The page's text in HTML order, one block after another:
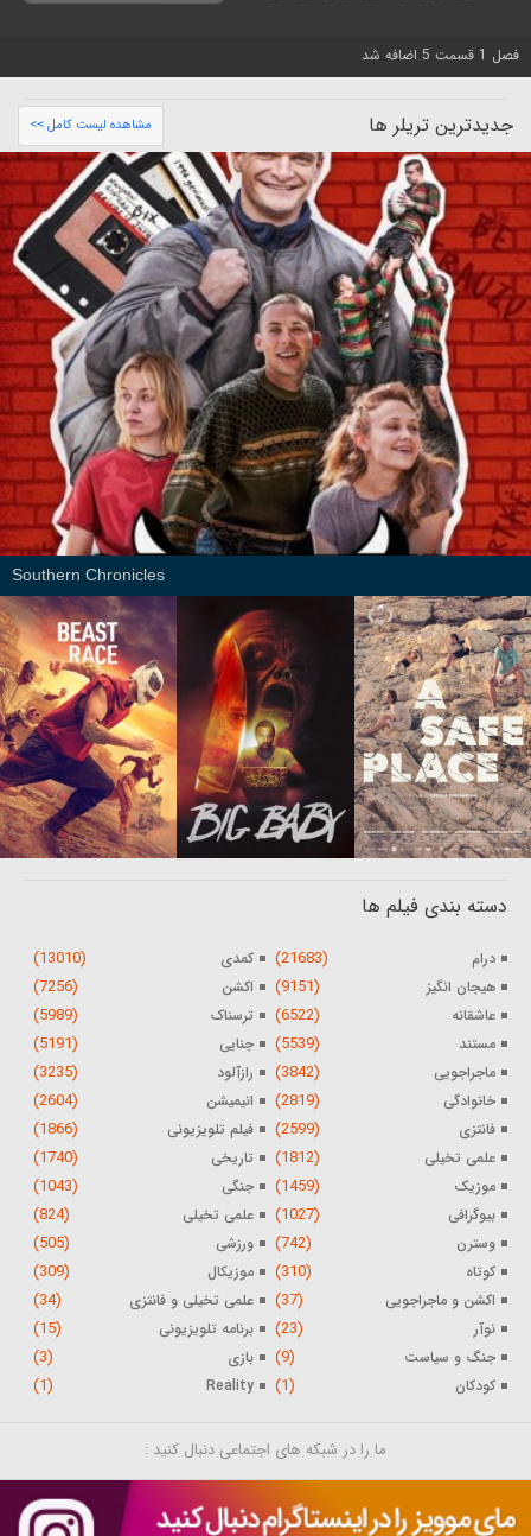
فصل 1 قسمت 5 اضافه شد
جدیدترین تریلر ها مشاهده لیست کامل >>
Southern Chronicles
دسته بندی فیلم ها
درام (21683) کمدی (13010)
هیجان انگیز (9151) اکشن (7256)
عاشقانه (6522) ترسناک (5989)
مستند (5539) جنایی (5191)
ماجراجویی (3842) رازآلود (3235)
خانوادگی (2819) انیمیشن (2604)
فانتزی (2599) فیلم تلویزیونی (1866)
علمی تخیلی (1812) تاریخی (1740)
موزیک (1459) جنگی (1043)
بیوگرافی (1027) علمی تخیلی (824)
وسترن (742) ورزشی (505)
کوتاه (310) موزیکال (309)
اکشن و ماجراجویی (37) علمی تخیلی و فانتزی (34)
نوآر (23) برنامه تلویزیونی (15)
جنگ و سیاست (9) بازی (3)
کودکان (1)
Reality
(1)
ما را در شبکه های اجتماعی دنبال کنید :